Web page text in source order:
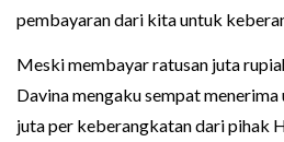
pembayaran dari kita untuk
Meski membayar ratusan juta
Davina mengaku sempat menerima
juta per keberangkatan dari pihak